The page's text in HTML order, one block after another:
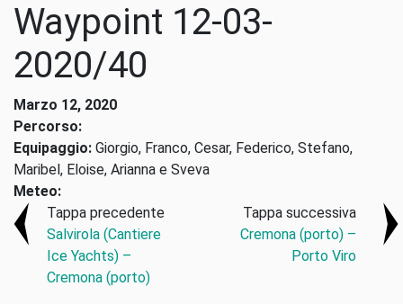
Waypoint 12-03-
2020/40
Marzo 12, 2020
Percorso:
Equipaggio: Giorgio, Franco, Cesar, Federico, Stefano,
Maribel, Eloise, Arianna e Sveva
Meteo:
Tappa precedente
Salvirola (Cantiere
Ice Yachts) –
Cremona (porto)
Tappa successiva
Cremona (porto) –
Porto Viro